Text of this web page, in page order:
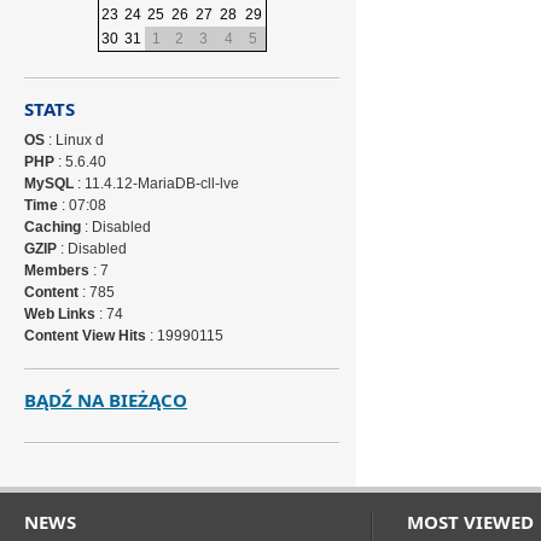
23 24 25 26 27 28 29
30 31 1 2 3 4 5
STATS
OS : Linux d
PHP : 5.6.40
MySQL : 11.4.12-MariaDB-cll-lve
Time : 07:08
Caching : Disabled
GZIP : Disabled
Members : 7
Content : 785
Web Links : 74
Content View Hits : 19990115
BĄDŹ NA BIEŻĄCO
NEWS MOST VIEWED